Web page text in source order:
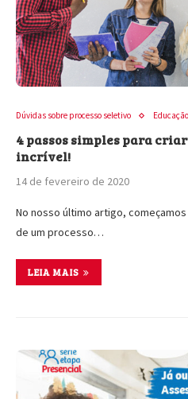
Dúvidas sobre processo seletivo
4 passos simples para
incrível!
14 de fevereiro de 2020
No nosso último artigo,
de um processo…
LEIA MAIS